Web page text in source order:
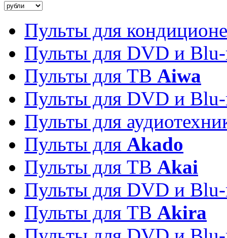
Пульты для
Пульты для DVD и
Пульты для ТВ Aiwa
Пульты для DVD и
Пульты для
Пульты для Akado
Пульты для ТВ Akai
Пульты для DVD и
Пульты для ТВ Akira